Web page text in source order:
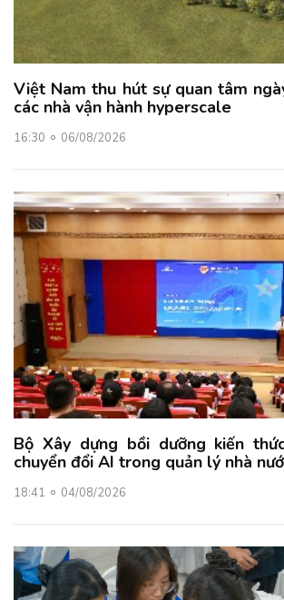
Việt Nam thu hút sự quan tâm
các nhà vận hành hyperscale
16:30 06/08/2026
Bộ Xây dựng bồi dưỡng kiến
chuyển đổi AI trong quản lý nhà
18:41 04/08/2026